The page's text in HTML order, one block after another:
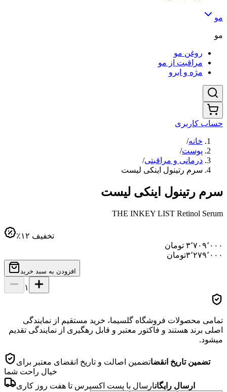
مو
مو
روغن مو
مراقبت از مو
مژه و ابرو
حساب کاربری
خانه/
پوست/
درمانی و مراقبتی/
سرم رتینول اینکی لیست
سرم رتینول اینکی لیست
THE INKEY LIST Retinol Serum
٪۱۲ تخفیف
۳٬۷۰۹٬۰۰۰ تومان
۳٬۲۷۹٬۰۰۰تومان
افزودن به سبد خرید
۱
تمامی محصولات فروشگاه گلسیما، خرید مستقیم از نمایندگی
اصلی برند هستند و فاکتور معتبر و قابل رهگیری از نمایندگی تقدیم
میشود.
تضمین تاریخ انقضاتضمین اصالت و تاریخ انقضای معتبر برای
خیال راحت شما
ارسال رایگانارسال با پست اکسپرس تا هفت روز کاری